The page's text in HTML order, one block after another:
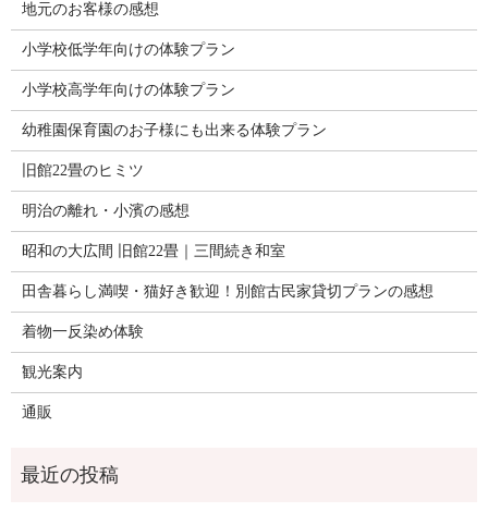
地元のお客様の感想
小学校低学年向けの体験プラン
小学校高学年向けの体験プラン
幼稚園保育園のお子様にも出来る体験プラン
旧館22畳のヒミツ
明治の離れ・小濱の感想
昭和の大広間 旧館22畳｜三間続き和室
田舎暮らし満喫・猫好き歓迎！別館古民家貸切プランの感想
着物一反染め体験
観光案内
通販